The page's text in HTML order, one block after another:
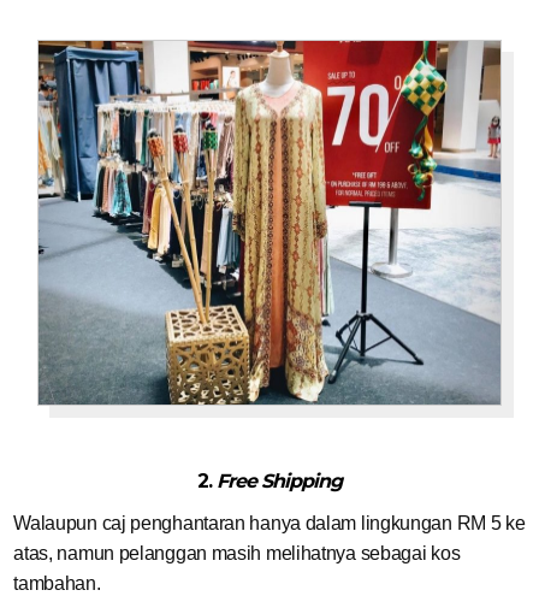
2. Free Shipping
Walaupun caj penghantaran hanya dalam lingkungan RM 5 ke
atas, namun pelanggan masih melihatnya sebagai kos
tambahan.